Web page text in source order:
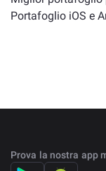
Portafoglio iOS e
Prova la nostra app